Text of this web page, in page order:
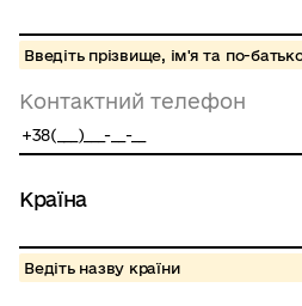
Введіть прізвище, ім'я та по-
Контактний телефон
Країна
Ведіть назву країни